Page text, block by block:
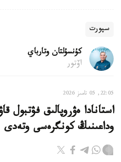
سپورت
كۇنسۇلتان وتارباي
اۆتور
22:05, 05 تامىز 2026
استانادا ەۋروپالىق فۋتبول
وداعىنىڭ كونگرەسى وتەدى